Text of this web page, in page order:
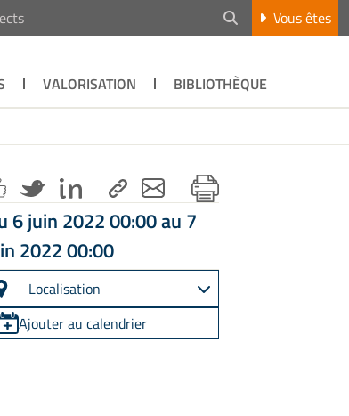
Vous êtes
VALORISATION
BIBLIOTHÈQUE
6 juin 2022 00:00 au 7
2022 00:00
Localisation
Ajouter au calendrier